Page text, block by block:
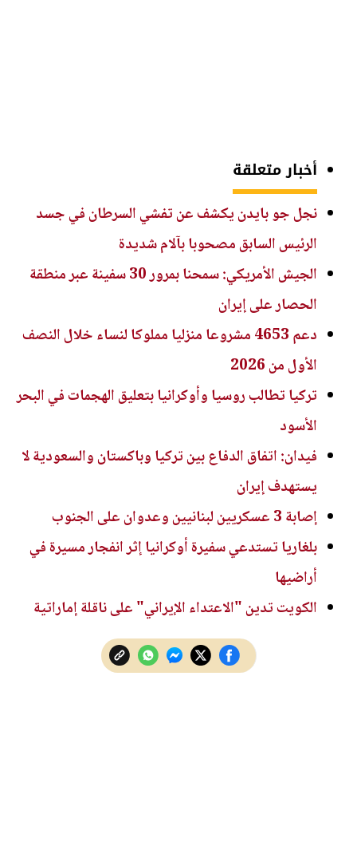
أخبار متعلقة
نجل جو بايدن يكشف عن تفشي السرطان في جسد
الرئيس السابق مصحوبا بآلام شديدة
الجيش الأمريكي: سمحنا بمرور 30 سفينة عبر منطقة
الحصار على إيران
دعم 4653 مشروعا منزليا مملوكا لنساء خلال النصف
الأول من 2026
تركيا تطالب روسيا وأوكرانيا بتعليق الهجمات في البحر
الأسود
فيدان: اتفاق الدفاع بين تركيا وباكستان والسعودية لا
يستهدف إيران
إصابة 3 عسكريين لبنانيين وعدوان على الجنوب
بلغاريا تستدعي سفيرة أوكرانيا إثر انفجار مسيرة في
أراضيها
الكويت تدين "الاعتداء الإيراني" على ناقلة إماراتية